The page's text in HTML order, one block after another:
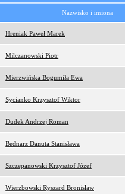
Nazwisko i imiona
Hreniak Paweł Marek
Milczanowski Piotr
Mierzwińska Bogumiła Ewa
Sycianko Krzysztof Wiktor
Dudek Andrzej Roman
Bednarz Danuta Stanisława
Szczepanowski Krzysztof Józef
Wierzbowski Ryszard Bronisław